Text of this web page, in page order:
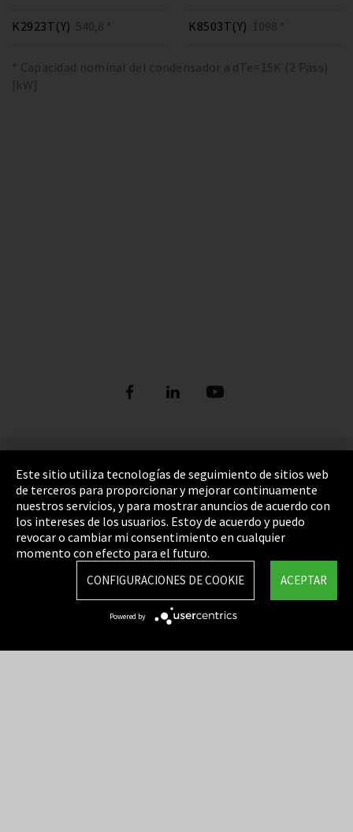
K2923T(Y) 540,8 * K8503T(Y) 1098 *
* Capacidad nominal del condensador a dTe=15K (2 Pass)
[kW]
Pie de imprenta
Política de privacidad
Cookie Settings
Términos y Condiciones
Mapa del sitio
Integrity Line
Este sitio utiliza tecnologías de seguimiento de sitios web
de terceros para proporcionar y mejorar continuamente
nuestros servicios, y para mostrar anuncios de acuerdo con
los intereses de los usuarios. Estoy de acuerdo y puedo
revocar o cambiar mi consentimiento en cualquier
momento con efecto para el futuro.
ACEPTAR
CONFIGURACIONES DE COOKIE
Powered by